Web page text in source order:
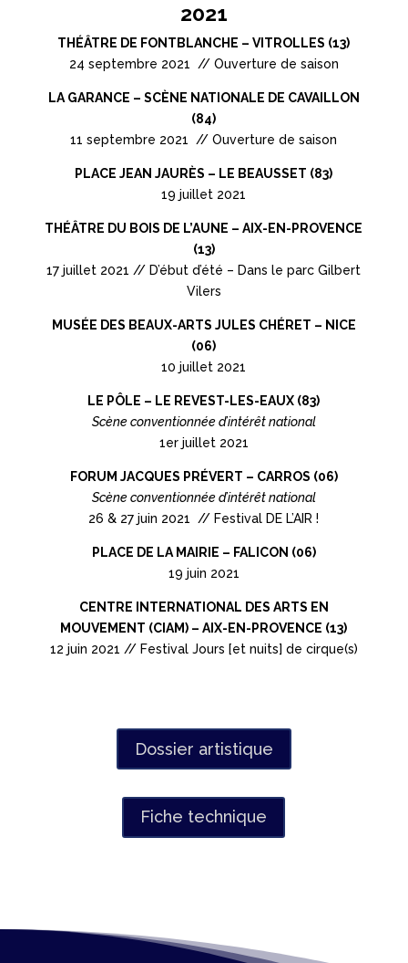
2021
THÉÂTRE DE FONTBLANCHE – VITROLLES (13)
24 septembre 2021 // Ouverture de saison
LA GARANCE – SCÈNE NATIONALE DE CAVAILLON
(84)
11 septembre 2021 // Ouverture de saison
PLACE JEAN JAURÈS – LE BEAUSSET (83)
19 juillet 2021
THÉÂTRE DU BOIS DE L’AUNE – AIX-EN-PROVENCE
(13)
17 juillet 2021 // D’ébut d’été – Dans le parc Gilbert
Vilers
MUSÉE DES BEAUX-ARTS JULES CHÉRET – NICE
(06)
10 juillet 2021
LE PÔLE – LE REVEST-LES-EAUX (83)
Scène conventionnée d’intérêt national
1er juillet 2021
FORUM JACQUES PRÉVERT – CARROS (06)
Scène conventionnée d’intérêt national
26 & 27 juin 2021 // Festival DE L’AIR !
PLACE DE LA MAIRIE – FALICON (06)
19 juin 2021
CENTRE INTERNATIONAL DES ARTS EN
MOUVEMENT (CIAM) – AIX-EN-PROVENCE (13)
12 juin 2021 // Festival Jours [et nuits] de cirque(s)
Dossier artistique
Fiche technique